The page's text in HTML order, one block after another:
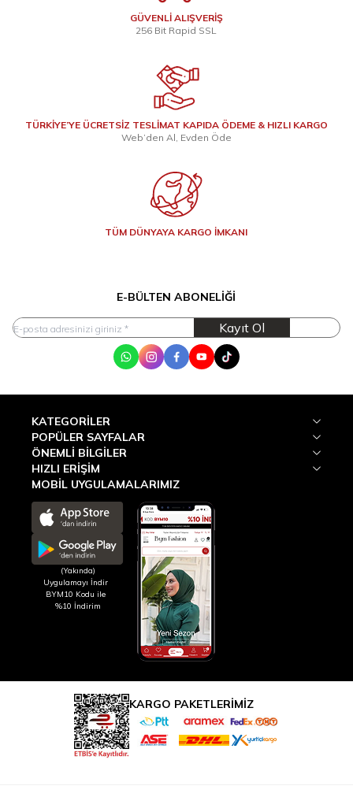
GÜVENLİ ALIŞVERİŞ
256 Bit Rapid SSL
TÜRKİYE’YE ÜCRETSİZ TESLİMAT KAPIDA ÖDEME & HIZLI KARGO
Web’den Al, Evden Öde
TÜM DÜNYAYA KARGO İMKANI
E-BÜLTEN ABONELIĞI
Kayıt Ol
WhatsApp
InstagramFacebook
YoutubeTik Tok
KATEGORILER
POPÜLER SAYFALAR
ÖNEMLI BILGILER
HIZLI ERIŞIM
MOBİL UYGULAMALARIMIZ
(Yakında)
Uygulamayı İndir
BYM10 Kodu ile
%10 İndirim
KARGO PAKETLERİMİZ